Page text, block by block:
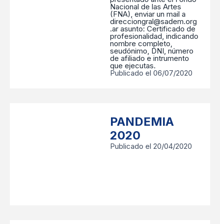
Nacional de las Artes
(FNA), enviar un mail a
direcciongral@sadem.org
.ar asunto: Certificado de
profesionalidad, indicando
nombre completo,
seudónimo, DNI, número
de afiliado e intrumento
que ejecutas.
Publicado el 06/07/2020
PANDEMIA
2020
Publicado el 20/04/2020